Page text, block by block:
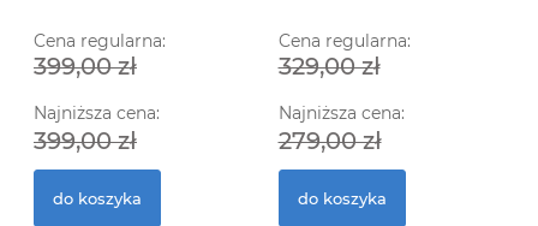
Cena regularna:
399,00 zł
Najniższa cena:
399,00 zł
do koszyka
Cena regularna:
329,00 zł
Najniższa cena:
279,00 zł
do koszyka